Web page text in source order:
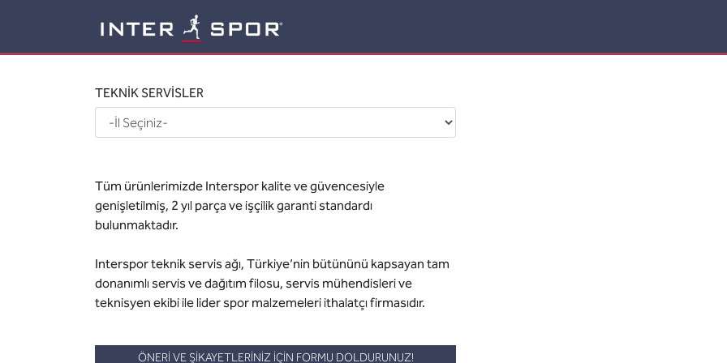
TEKNİK SERVİSLER
Tüm ürünlerimizde Interspor kalite ve güvencesiyle
genişletilmiş, 2 yıl parça ve işçilik garanti standardı
bulunmaktadır.
Interspor teknik servis ağı, Türkiye’nin bütününü kapsayan tam
donanımlı servis ve dağıtım filosu, servis mühendisleri ve
teknisyen ekibi ile lider spor malzemeleri ithalatçı firmasıdır.
ÖNERİ VE ŞİKAYETLERİNİZ İÇİN FORMU DOLDURUNUZ!